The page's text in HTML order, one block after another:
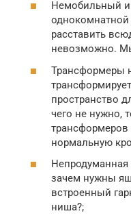
Немобильный
однокомнатной
расставить
невозможно.
Трансформеры
пространство
чего не нужно,
трансформеров
нормальную
зачем нужны
встроенный
ниша?;